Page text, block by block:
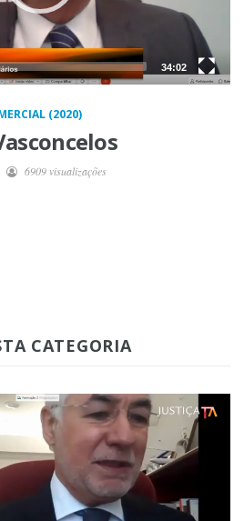
34:02
(2020)
6909 visualizações
CATEGORIA